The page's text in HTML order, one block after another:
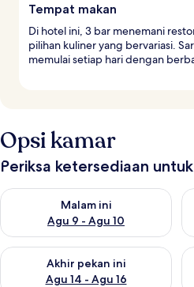
Tempat makan
Di hotel ini, 3 bar menemani
pilihan kuliner yang bervariasi.
memulai setiap hari dengan
Opsi kamar
Periksa ketersediaan
Malam ini
Agu 9 - Agu 10
Periksa ketersediaan untuk malam
Akhir pekan ini
Agu 14 - Agu 16
Periksa ketersediaan untuk akhir